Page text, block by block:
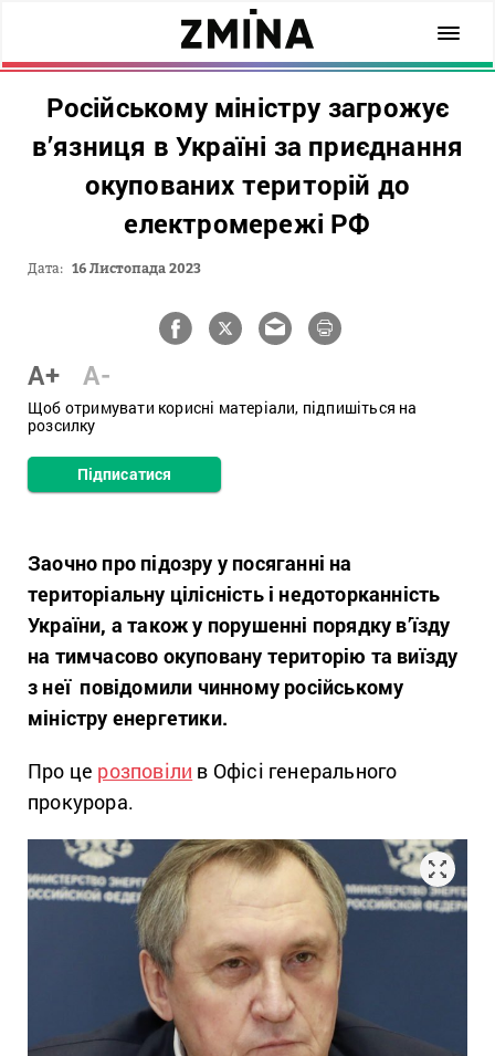
Російському міністру загрожує
в’язниця в Україні за приєднання
окупованих територій до
електромережі РФ
Дата: 16 Листопада 2023
A+ A-
Щоб отримувати корисні матеріали, підпишіться на
розсилку
Підписатися
Заочно про підозру у посяганні на
територіальну цілісність і недоторканність
України, а також у порушенні порядку в’їзду
на тимчасово окуповану територію та виїзду
з неї повідомили чинному російському
міністру енергетики.
Про це розповіли в Офісі генерального
прокурора.